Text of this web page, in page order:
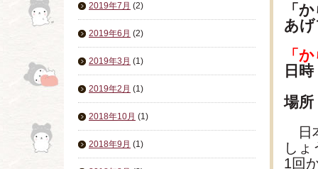
2019年7月 (2)
2019年6月 (2)
2019年3月 (1)
2019年2月 (1)
2018年10月 (1)
2018年9月 (1)
「
あ
「
日
場所
日
し
1回